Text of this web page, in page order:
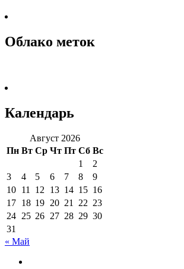
Облако меток
Календарь
Август 2026
Пн Вт Ср Чт Пт Сб Вс
1
2
3
4 5 6 7 8
9
10 11 12 13 14 15 16
17 18 19 20 21 22 23
24 25 26 27 28 29 30
31
« Май